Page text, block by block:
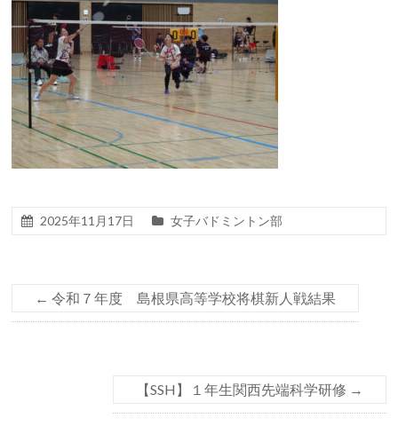
2025年11月17日 女子バドミントン部
← 令和７年度 島根県高等学校将棋新人戦結果
【SSH】１年生関西先端科学研修 →